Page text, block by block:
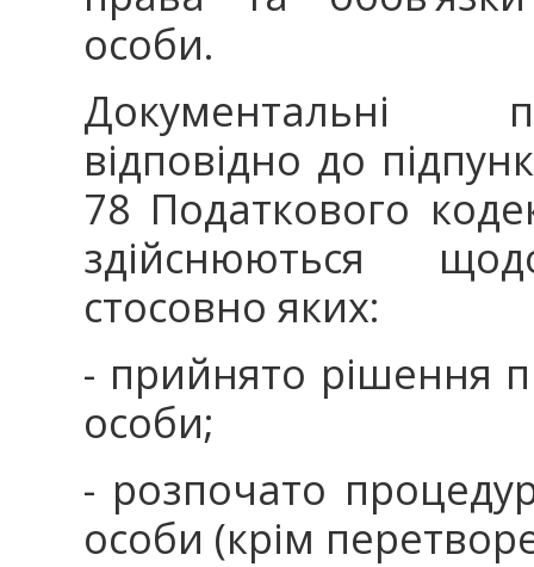
особи.
Документальні
відповідно до
78 Податкового
здійснюються
стосовно яких:
- прийнято рішення
особи;
- розпочато
особи (крім